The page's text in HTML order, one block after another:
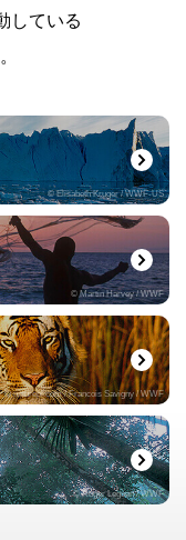
している
© Elisabeth Kruger / WWF-US
© Martin Harvey / WWF
© naturepl.com / Francois Savigny / WWF
© Roger Leguen / WWF